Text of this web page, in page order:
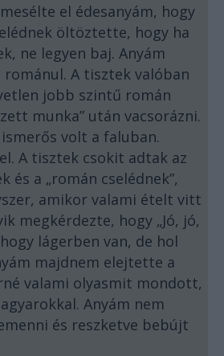
el édesanyám, hogy
öltöztette, hogy ha
ne legyen baj. Anyám
A tisztek valóban
jobb szintű román
munka” után vacsorázni.
volt a faluban.
A tisztek csokit adtak az
és a „román cselédnek”,
amikor valami ételt vitt
megkérdezte, hogy „Jó, jó,
lágerben van, de hol
majdnem elejtette a
valami olyasmit mondott,
Anyám nem
és reszketve bebújt